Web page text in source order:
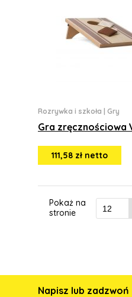
Rozrywka i szkoła Gry
Gra zręcznościowa
111,58 zł netto
Pokaż na
stronie
Napisz lub zadzwoń